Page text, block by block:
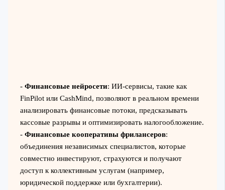
- Финансовые нейросети: ИИ-сервисы, такие как
FinPilot или CashMind, позволяют в реальном времени
анализировать финансовые потоки, предсказывать
кассовые разрывы и оптимизировать налогообложение.
- Финансовые кооперативы фрилансеров:
объединения независимых специалистов, которые
совместно инвестируют, страхуются и получают
доступ к коллективным услугам (например,
юридической поддержке или бухгалтерии).